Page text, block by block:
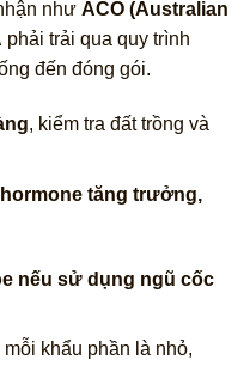
như ACO (Australian
phải trải qua quy trình
đến đóng gói.
, kiểm tra đất trồng và
tăng trưởng,
nếu sử dụng ngũ cốc
khẩu phần là nhỏ,